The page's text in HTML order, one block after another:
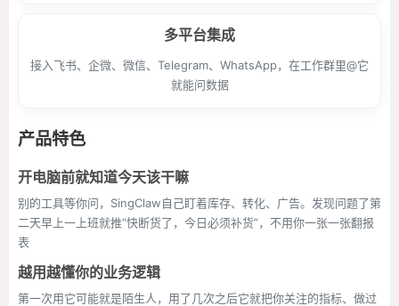
多平台集成
接入飞书、企微、微信、Telegram、WhatsApp，在工作群里@它
就能问数据
产品特色
开电脑前就知道今天该干嘛
别的工具等你问，SingClaw自己盯着库存、转化、广告。发现问题了第
二天早上一上班就推“快断货了，今日必须补货”，不用你一张一张翻报
表
越用越懂你的业务逻辑
第一次用它可能就是陌生人，用了几次之后它就把你关注的指标、做过